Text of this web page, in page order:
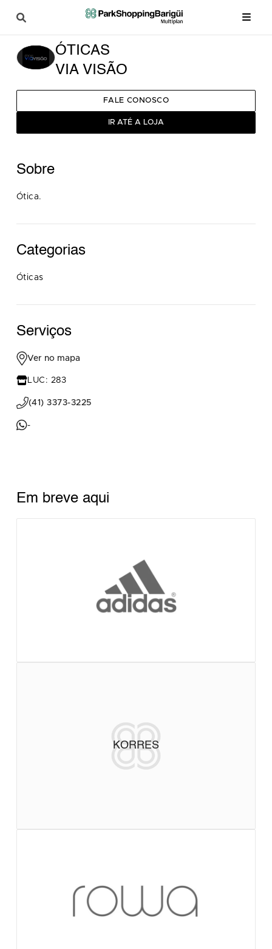
ÓTICAS
VIA VISÃO
FALE CONOSCO
IR ATÉ A LOJA
Sobre
Ótica.
Categorias
Óticas
Serviços
Ver no mapa
LUC: 283
(41) 3373-3225
-
Em breve aqui
KORRES